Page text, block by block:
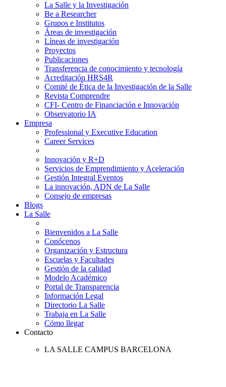
La Salle y la Investigación
Be a Researcher
Grupos e Institutos
Áreas de investigación
Líneas de investigación
Proyectos
Publicaciones
Transferencia de conocimiento y tecnología
Acreditación HRS4R
Comité de Ética de la Investigación de la Salle
Revista Comprendre
CFI- Centro de Financiación e Innovación
Observatorio IA
Empresa
Professional y Executive Education
Career Services
Innovación y R+D
Servicios de Emprendimiento y Aceleración
Gestión Integral Eventos
La innovación, ADN de La Salle
Consejo de empresas
Blogs
La Salle
Bienvenidos a La Salle
Conócenos
Organización y Estructura
Escuelas y Facultades
Gestión de la calidad
Modelo Académico
Portal de Transparencia
Información Legal
Directorio La Salle
Trabaja en La Salle
Cómo llegar
Contacto
LA SALLE CAMPUS BARCELONA